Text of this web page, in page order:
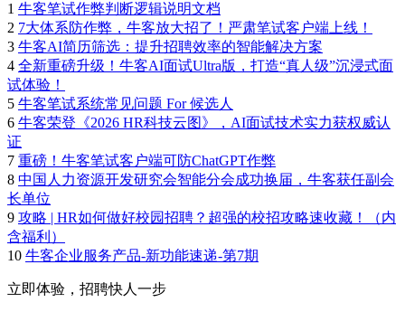
1 牛客笔试作弊判断逻辑说明文档
2 7大体系防作弊，牛客放大招了！严肃笔试客户端上线！
3 牛客AI简历筛选：提升招聘效率的智能解决方案
4 全新重磅升级！牛客AI面试Ultra版，打造“真人级”沉浸式面
试体验！
5 牛客笔试系统常见问题 For 候选人
6 牛客荣登《2026 HR科技云图》，AI面试技术实力获权威认
证
7 重磅！牛客笔试客户端可防ChatGPT作弊
8 中国人力资源开发研究会智能分会成功换届，牛客获任副会
长单位
9 攻略 | HR如何做好校园招聘？超强的校招攻略速收藏！（内
含福利）
10 牛客企业服务产品-新功能速递-第7期
立即体验，招聘快人一步